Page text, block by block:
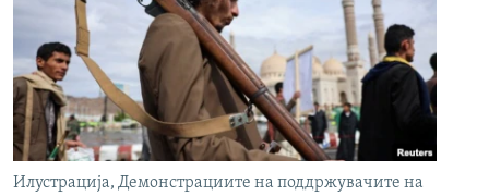
Илустрација, Демонстрациите на поддржувачите на